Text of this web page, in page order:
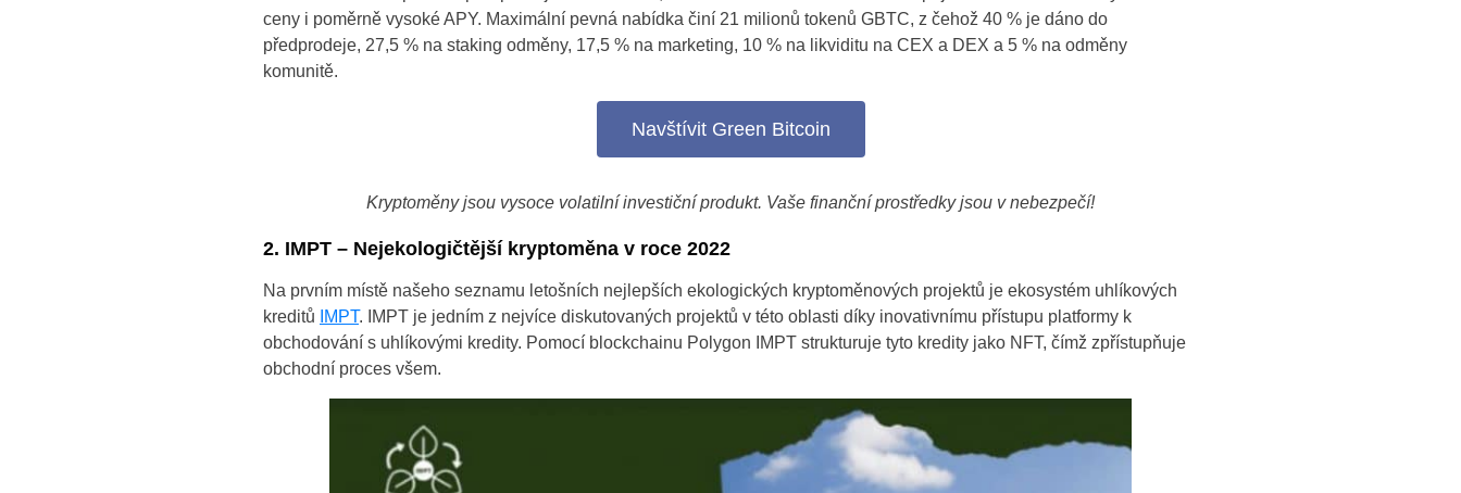
ceny i poměrně vysoké APY. Maximální pevná nabídka činí 21 milionů tokenů GBTC, z čehož 40 % je dáno do
předprodeje, 27,5 % na staking odměny, 17,5 % na marketing, 10 % na likviditu na CEX a DEX a 5 % na odměny
komunitě.
Navštívit Green Bitcoin
Kryptoměny jsou vysoce volatilní investiční produkt. Vaše finanční prostředky jsou v nebezpečí!
2. IMPT – Nejekologičtější kryptoměna v roce 2022
Na prvním místě našeho seznamu letošních nejlepších ekologických kryptoměnových projektů je ekosystém uhlíkových
kreditů
IMPT.
IMPT je jedním z nejvíce diskutovaných projektů v této oblasti díky inovativnímu přístupu platformy k
obchodování s uhlíkovými kredity. Pomocí blockchainu Polygon IMPT strukturuje tyto kredity jako NFT, čímž zpřístupňuje
obchodní proces všem.